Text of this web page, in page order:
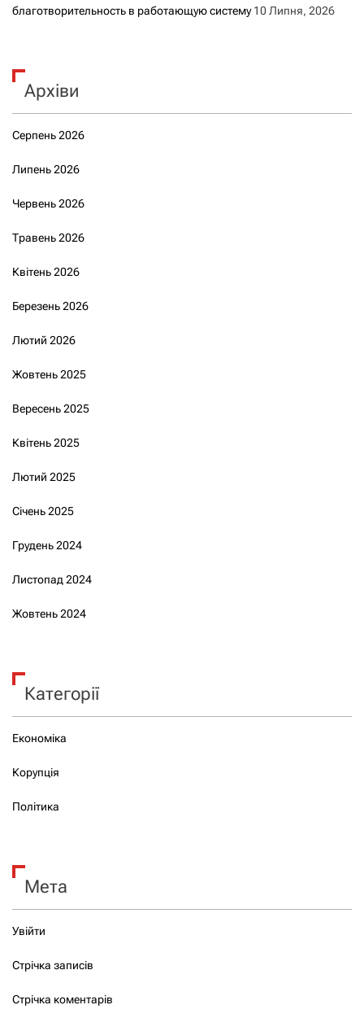
благотворительность в работающую систему 10 Липня, 2026
Архіви
Серпень 2026
Липень 2026
Червень 2026
Травень 2026
Квітень 2026
Березень 2026
Лютий 2026
Жовтень 2025
Вересень 2025
Квітень 2025
Лютий 2025
Січень 2025
Грудень 2024
Листопад 2024
Жовтень 2024
Категорії
Економіка
Корупція
Політика
Мета
Увійти
Стрічка записів
Стрічка коментарів